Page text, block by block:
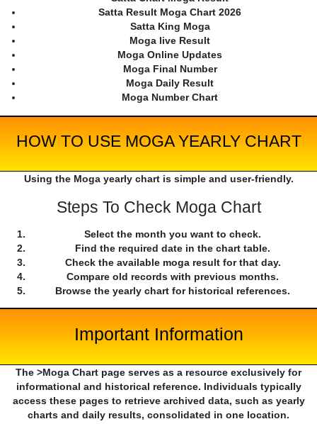
Satta Result Moga Chart 2026
Satta King Moga
Moga live Result
Moga Online Updates
Moga Final Number
Moga Daily Result
Moga Number Chart
HOW TO USE MOGA YEARLY CHART
Using the Moga yearly chart is simple and user-friendly.
Steps To Check Moga Chart
Select the month you want to check.
Find the required date in the chart table.
Check the available moga result for that day.
Compare old records with previous months.
Browse the yearly chart for historical references.
Important Information
The >Moga Chart page serves as a resource exclusively for
informational and historical reference. Individuals typically
access these pages to retrieve archived data, such as yearly
charts and daily results, consolidated in one location.